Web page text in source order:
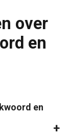
over
en
en